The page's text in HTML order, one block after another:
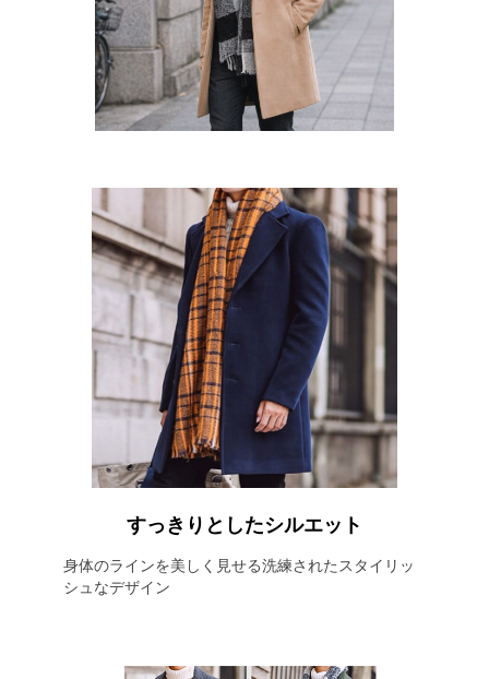
すっきりとしたシルエット
身体のラインを美しく見せる洗練されたスタイリッ
シュなデザイン